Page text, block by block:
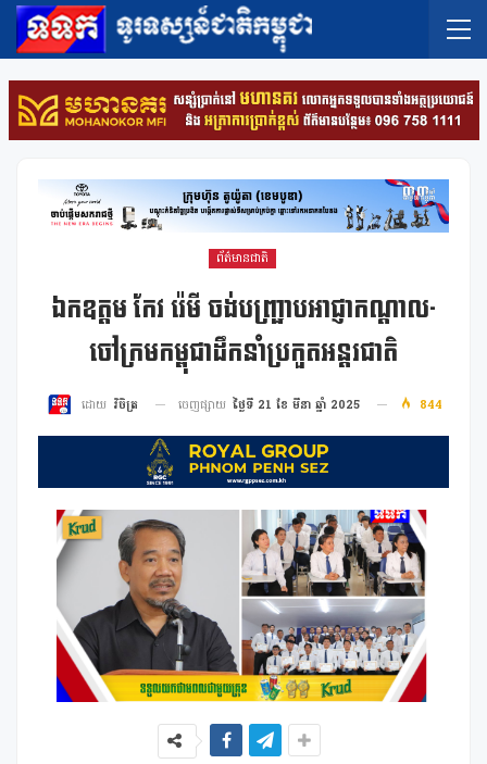
ព័ត៌មានជាតិ
ឯកឧត្តម កែវ រ៉េមី ចង់បញ្ជ្រាបអាជ្ញាកណ្តាល-
ចៅក្រមកម្ពុជាដឹកនាំប្រកួតអន្តរជាតិ
ដោយ វិចិត្រ ចេញផ្សាយ ថ្ងៃទី 21 ខែ មីនា ឆ្នាំ 2025 844